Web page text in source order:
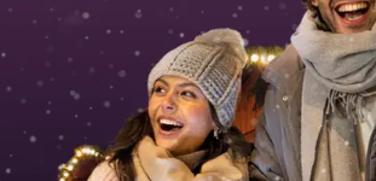
IT
NL
Tickets buchen